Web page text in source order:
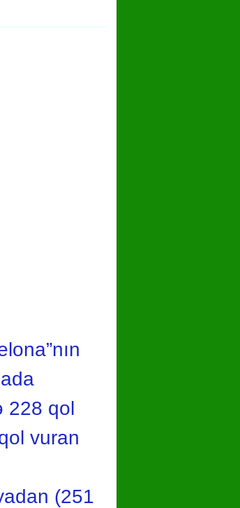
228 qol
vuran
(251